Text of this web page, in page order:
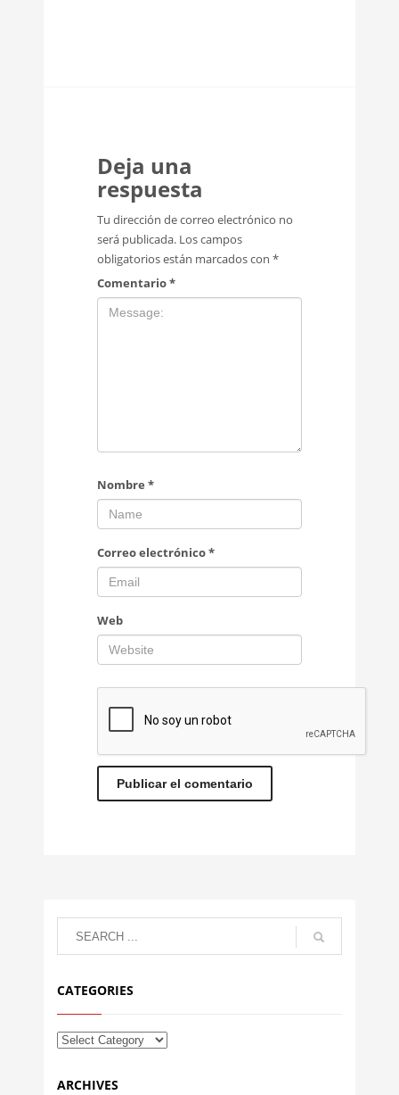
Deja una
respuesta
Tu dirección de correo electrónico no
será publicada. Los campos
obligatorios están marcados con *
Comentario*
Nombre *
Correo electrónico*
Web
CATEGORIES
ARCHIVES